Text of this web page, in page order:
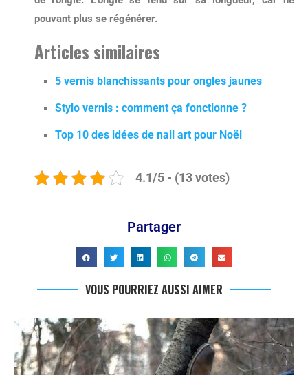
pouvant plus se régénérer.
Articles similaires
5 vernis blanchissants pour ongles jaunes
Stylo vernis : comment ça fonctionne ?
Top 10 des idées de nail art pour Noël
4.1/5 - (13 votes)
Partager
VOUS POURRIEZ AUSSI AIMER